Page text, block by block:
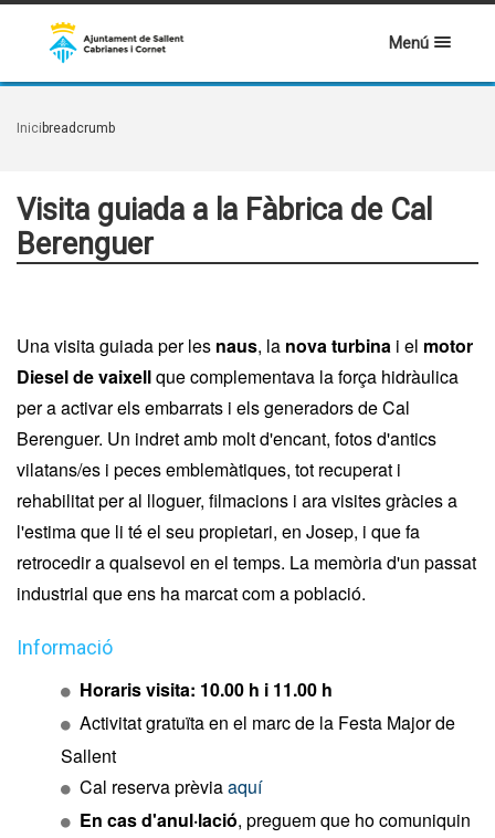
Menú
Inici breadcrumb
Visita guiada a la Fàbrica de Cal
Berenguer
Una visita guiada per les naus, la nova turbina i el motor
Diesel de vaixellque complementava la força hidràulica
per a activar els embarrats i els generadors de Cal
Berenguer. Un indret amb molt d'encant, fotos d'antics
vilatans/es i peces emblemàtiques, tot recuperat i
rehabilitat per al lloguer, filmacions i ara visites gràcies a
l'estima que li té el seu propietari, en Josep, i que fa
retrocedir a qualsevol en el temps. La memòria d'un passat
industrial que ens ha marcat com a població.
Informació
Horaris visita: 10.00 h i 11.00 h
Activitat gratuïta en el marc de la Festa Major de
Sallent
Cal reserva prèviaaquí
En cas d'anul·lació, preguem que ho comuniquin